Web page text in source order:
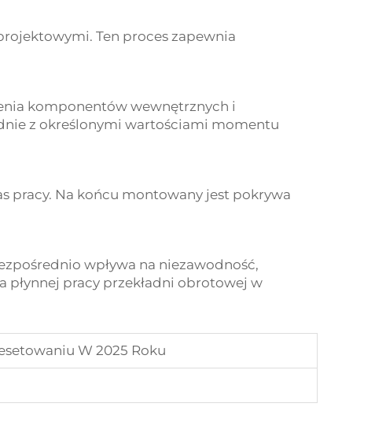
Ten proces zapewnia
komponentów wewnętrznych i
z określonymi wartościami momentu
pracy. Na końcu montowany jest pokrywa
wpływa na niezawodność,
płynnej pracy przekładni obrotowej w
W 2025 Roku